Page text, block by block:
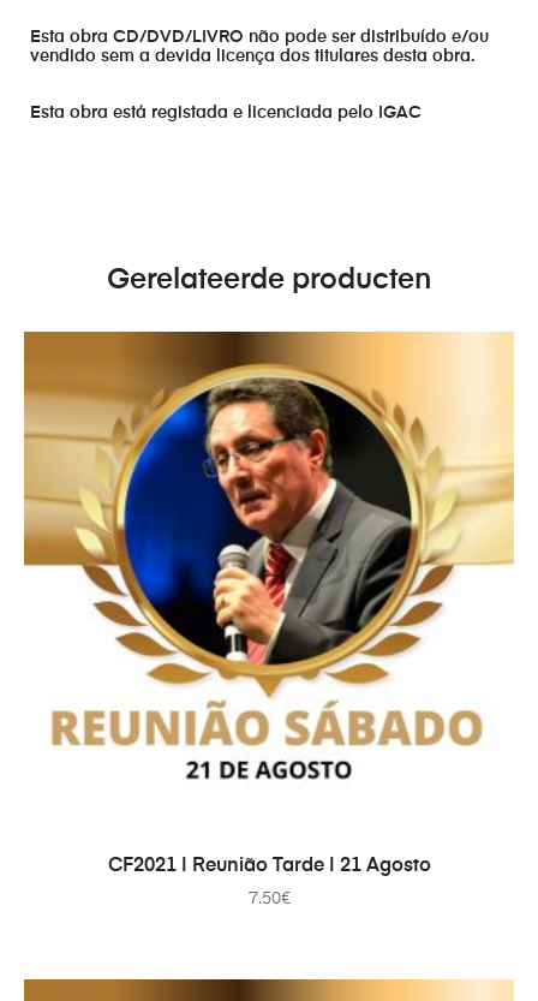
Esta obra CD/DVD/LIVRO não pode ser distribuído e/ou
vendido sem a devida licença dos titulares desta obra.
Esta obra está registada e licenciada pelo IGAC
Gerelateerde producten
TOEVOEGEN AAN WINKELWAGEN
CF2021 | Reunião Tarde | 21 Agosto
7.50€